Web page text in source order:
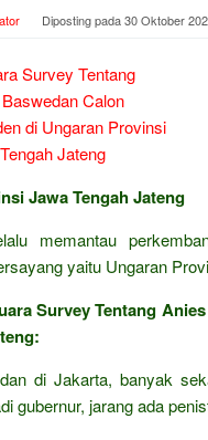
Diposting pada30 Oktober
Jawa Tengah Jateng
memantau
yaitu Ungaran
Survey Tentang
di Jakarta, banyak
gubernur, jarang ada